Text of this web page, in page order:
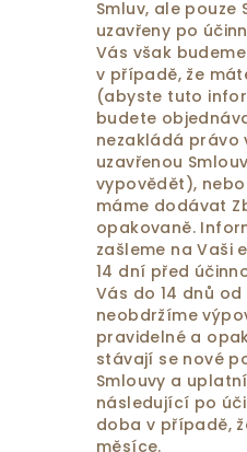
Smluv, ale pouze
uzavřeny po
Vás však
v případě, že
(abyste tuto
budete
nezakládá právo
uzavřenou
vypovědět),
máme dodávat
opakovaně.
zašleme na Vaši
14 dní před
Vás do 14 dnů
neobdržíme
pravidelné a
stávají se nové
Smlouvy a
následující po
doba v případě,
měsíce.